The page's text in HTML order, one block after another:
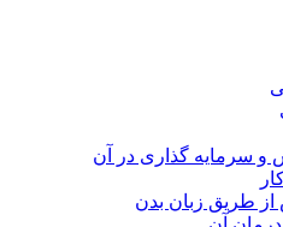
و سرمایه گذاری در آن
از طریق زبان بدن